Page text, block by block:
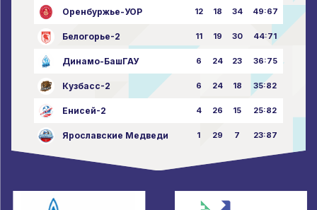
Оренбуржье-УОР 12 18 34 49:67
Белогорье-2 11 19 30 44:71
Динамо-БашГАУ 6 24 23 36:75
Кузбасс-2 6 24 18 35:82
Енисей-2 4 26 15 25:82
Ярославские Медведи 1 29 7 23:87